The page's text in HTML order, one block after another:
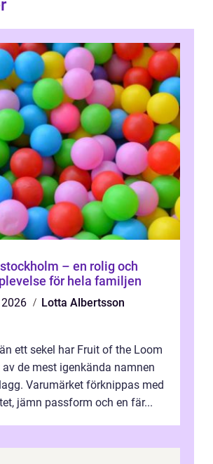
– en rolig och
för hela familjen
Lotta Albertsson
ett sekel har Fruit of the Loom
de mest igenkända namnen
Varumärket förknippas med
jämn passform och en fär...